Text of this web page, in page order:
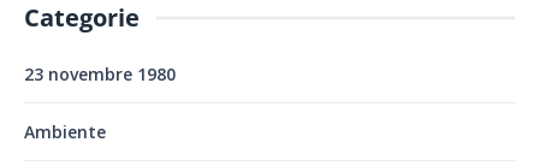
Categorie
23 novembre 1980
Ambiente